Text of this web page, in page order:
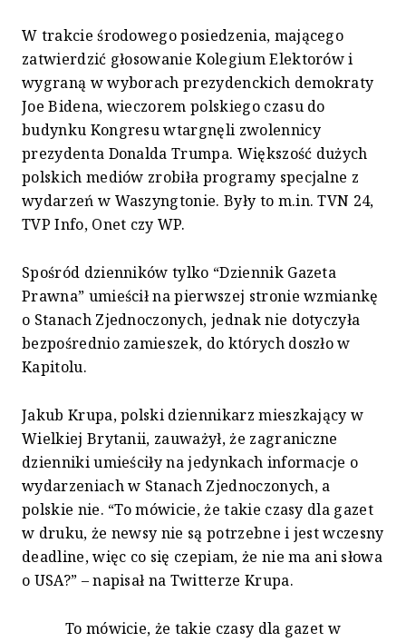
W trakcie środowego posiedzenia, mającego
zatwierdzić głosowanie Kolegium Elektorów i
wygraną w wyborach prezydenckich demokraty
Joe Bidena, wieczorem polskiego czasu do
budynku Kongresu wtargnęli zwolennicy
prezydenta Donalda Trumpa. Większość dużych
polskich mediów zrobiła programy specjalne z
wydarzeń w Waszyngtonie. Były to m.in. TVN 24,
TVP Info, Onet czy WP.
Spośród dzienników tylko “Dziennik Gazeta
Prawna” umieścił na pierwszej stronie wzmiankę
o Stanach Zjednoczonych, jednak nie dotyczyła
bezpośrednio zamieszek, do których doszło w
Kapitolu.
Jakub Krupa, polski dziennikarz mieszkający w
Wielkiej Brytanii, zauważył, że zagraniczne
dzienniki umieściły na jedynkach informacje o
wydarzeniach w Stanach Zjednoczonych, a
polskie nie. “To mówicie, że takie czasy dla gazet
w druku, że newsy nie są potrzebne i jest wczesny
deadline, więc co się czepiam, że nie ma ani słowa
o USA?” – napisał na Twitterze Krupa.
To mówicie, że takie czasy dla gazet w